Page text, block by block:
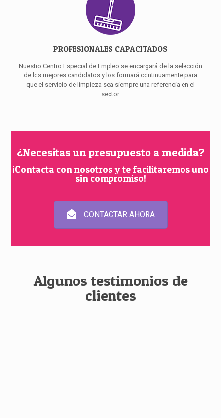
PROFESIONALES CAPACITADOS
Nuestro Centro Especial de Empleo se encargará de la selección
de los mejores candidatos y los formará continuamente para
que el servicio de limpieza sea siempre una referencia en el
sector.
¿Necesitas un presupuesto a medida?
¡Contacta con nosotros y te facilitaremos uno
sin compromiso!
CONTACTAR AHORA
Algunos testimonios de
clientes